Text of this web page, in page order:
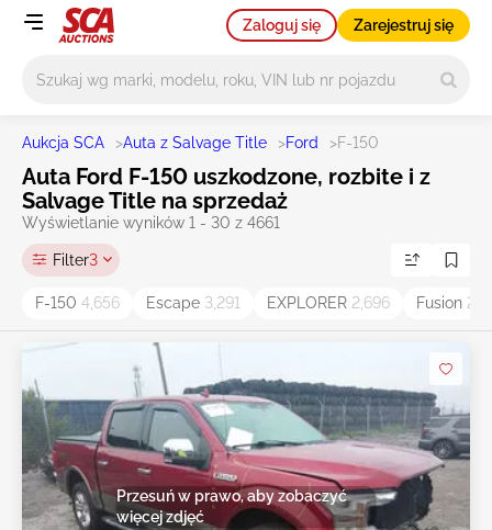
Zaloguj się Zarejestruj się
Aukcja SCA >Auta z Salvage Title >Ford >F-150
Auta Ford F-150 uszkodzone, rozbite i z
Salvage Title na sprzedaż
Wyświetlanie wyników 1 - 30 z 4661
Filter3
F-150 4,656 Escape 3,291 EXPLORER 2,696 Fusion
Przesuń w prawo, aby zobaczyć
więcej zdjęć